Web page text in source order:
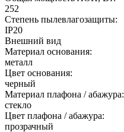
252
Степень пылевлагозащиты:
IP20
Внешний вид
Материал основания:
металл
Цвет основания:
черный
Материал плафона / абажура:
стекло
Цвет плафона / абажура:
прозрачный